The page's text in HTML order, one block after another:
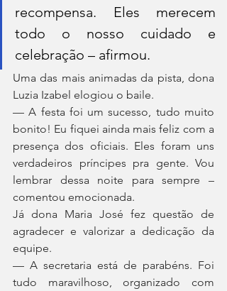
recompensa. Eles merecem
todo o nosso cuidado e
celebração – afirmou.
Uma das mais animadas da pista, dona
Luzia Izabel elogiou o baile.
— A festa foi um sucesso, tudo muito
bonito! Eu fiquei ainda mais feliz com a
presença dos oficiais. Eles foram uns
verdadeiros príncipes pra gente. Vou
lembrar dessa noite para sempre –
comentou emocionada.
Já dona Maria José fez questão de
agradecer e valorizar a dedicação da
equipe.
— A secretaria está de parabéns. Foi
tudo maravilhoso, organizado com